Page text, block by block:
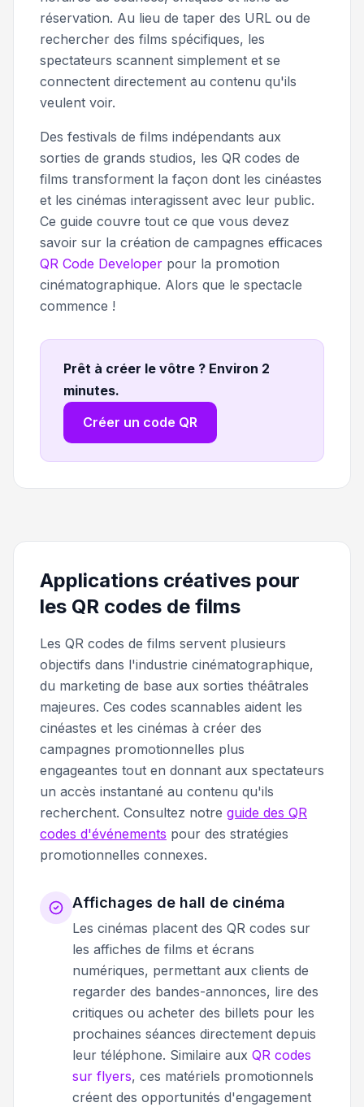
réservation. Au lieu de taper des URL ou de
rechercher des films spécifiques, les
spectateurs scannent simplement et se
connectent directement au contenu qu'ils
veulent voir.
Des festivals de films indépendants aux
sorties de grands studios, les QR codes de
films transforment la façon dont les cinéastes
et les cinémas interagissent avec leur public.
Ce guide couvre tout ce que vous devez
savoir sur la création de campagnes efficaces
QR Code Developer pour la promotion
cinématographique. Alors que le spectacle
commence !
Prêt à créer le vôtre ? Environ 2
minutes.
Créer un code QR
Applications créatives pour
les QR codes de films
Les QR codes de films servent plusieurs
objectifs dans l'industrie cinématographique,
du marketing de base aux sorties théâtrales
majeures. Ces codes scannables aident les
cinéastes et les cinémas à créer des
campagnes promotionnelles plus
engageantes tout en donnant aux spectateurs
un accès instantané au contenu qu'ils
recherchent. Consultez notre guide des QR
codes d'événements pour des stratégies
promotionnelles connexes.
Affichages de hall de cinéma
Les cinémas placent des QR codes sur
les affiches de films et écrans
numériques, permettant aux clients de
regarder des bandes-annonces, lire des
critiques ou acheter des billets pour les
prochaines séances directement depuis
leur téléphone. Similaire aux QR codes
sur flyers, ces matériels promotionnels
créent des opportunités d'engagement